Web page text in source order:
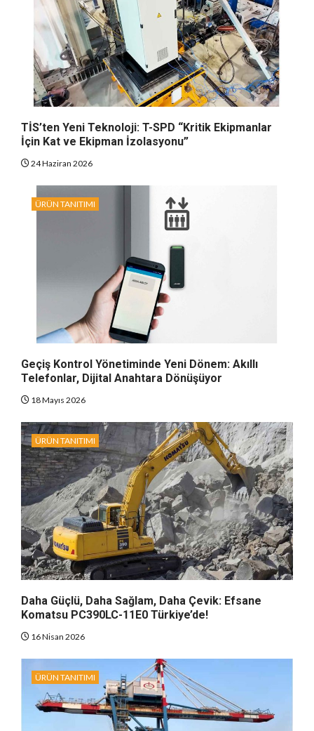
TİS’ten Yeni Teknoloji: T-SPD “Kritik Ekipmanlar
İçin Kat ve Ekipman İzolasyonu”
24 Haziran 2026
ÜRÜN TANITIMI
Geçiş Kontrol Yönetiminde Yeni Dönem: Akıllı
Telefonlar, Dijital Anahtara Dönüşüyor
18 Mayıs 2026
ÜRÜN TANITIMI
Daha Güçlü, Daha Sağlam, Daha Çevik: Efsane
Komatsu PC390LC-11E0 Türkiye’de!
16 Nisan 2026
ÜRÜN TANITIMI